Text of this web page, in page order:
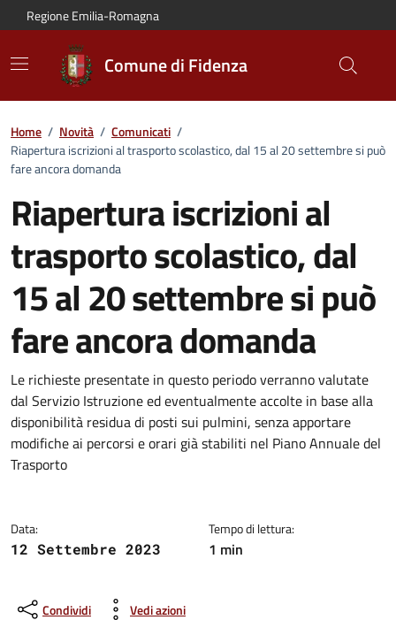
Vai al contenuto principale
Vai alla navigazione del sito
Vai al piede di pagina
Regione Emilia-Romagna
Comune di Fidenza
Home / Novità / Comunicati /
Riapertura iscrizioni al trasporto scolastico, dal 15 al 20 settembre si può
fare ancora domanda
Riapertura iscrizioni al
trasporto scolastico, dal
15 al 20 settembre si può
fare ancora domanda
Dettagli del comunicato:
Le richieste presentate in questo periodo verranno valutate
dal Servizio Istruzione ed eventualmente accolte in base alla
disponibilità residua di posti sui pulmini, senza apportare
modifiche ai percorsi e orari già stabiliti nel Piano Annuale del
Trasporto
Data:
12 Settembre 2023
Tempo di lettura:
1 min
Condividi Vedi azioni